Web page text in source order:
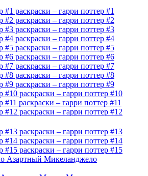
раскраски – гарри поттер #1
раскраски – гарри поттер #2
раскраски – гарри поттер #3
раскраски – гарри поттер #4
раскраски – гарри поттер #5
раскраски – гарри поттер #6
раскраски – гарри поттер #7
раскраски – гарри поттер #8
раскраски – гарри поттер #9
раскраски – гарри поттер #10
раскраски – гарри поттер #11
раскраски – гарри поттер #12
раскраски – гарри поттер #13
раскраски – гарри поттер #14
раскраски – гарри поттер #15
Азартный Микеланджело